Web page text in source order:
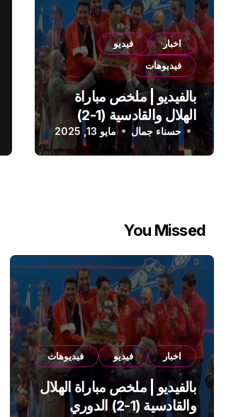
اخبار
فيديو
فيديوهات
بالفيديو | ملخص مباراة
الهلال والقادسية (1-2)
الدوري السعودي
حسناء جمال مايو 13, 2025
You Missed
اخبار فيديو فيديوهات
بالفيديو | ملخص مباراة الهلال
والقادسية (1-2) الدوري